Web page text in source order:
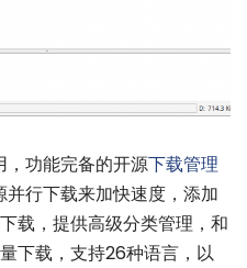
，功能完备的开源下载管理
行下载来加快速度，添加
载，提供高级分类管理，和
下载，支持26种语言，以